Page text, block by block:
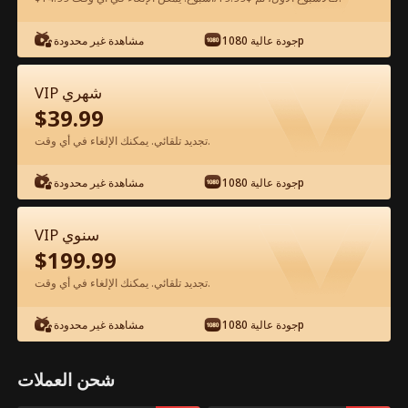
شاهد مجانًا في التطبيق
الحلقة 57 - لماذا أتعب وقد أهداني القدر ابنًا
خارقًا؟ الفيلم كامل
1-50 51-63
57 58 59 60 61
مشاهدة غير محدودة جودة عالية 1080p
VIP شهري
$39.99
تجديد تلقائي. يمكنك الإلغاء في أي وقت.
مشاهدة غير محدودة جودة عالية 1080p
VIP سنوي
$199.99
تجديد تلقائي. يمكنك الإلغاء في أي وقت.
مشاهدة غير محدودة جودة عالية 1080p
شحن العملات